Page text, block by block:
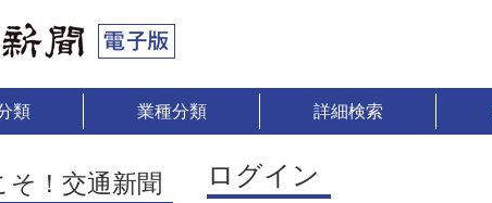
類 業種分類 詳細検索
そ！交通新聞 ログイン